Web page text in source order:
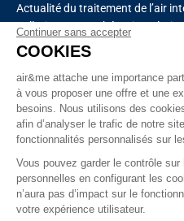
Actualité du traitement de l’air
pollution, aromathérapie,
et de purification de l’air,
Continuer sans accepter
COOKIES
air&me attache une importance
à vous proposer une offre et une
besoins. Nous utilisons des
afin d’analyser le trafic de notre
fonctionnalités personnalisés sur
Vous pouvez garder le contrôle sur
personnelles en configurant les
n’aura pas d’impact sur le
votre expérience utilisateur.